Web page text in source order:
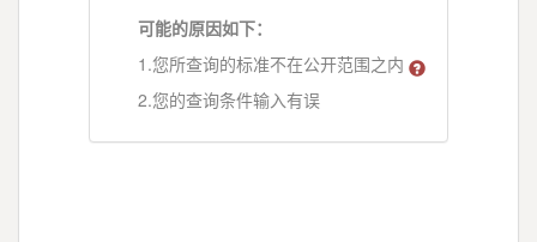
可能的原因如下：
1.您所查询的标准不在公开范围之内
2.您的查询条件输入有误